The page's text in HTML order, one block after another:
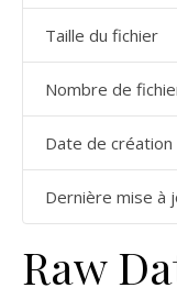
Taille du fichier
Nombre de
Date de création
Dernière mise à
Raw